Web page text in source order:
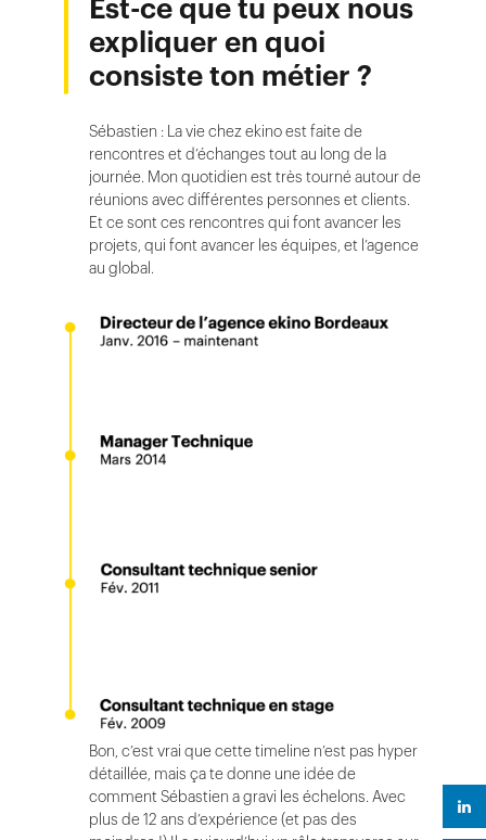
Est-ce que tu peux nous
expliquer en quoi
consiste ton métier ?
Sébastien : La vie chez ekino est faite de
rencontres et d’échanges tout au long de la
journée. Mon quotidien est très tourné autour de
réunions avec différentes personnes et clients.
Et ce sont ces rencontres qui font avancer les
projets, qui font avancer les équipes, et l’agence
au global.
Bon, c’est vrai que cette timeline n’est pas hyper
détaillée, mais ça te donne une idée de
comment Sébastien a gravi les échelons. Avec
plus de 12 ans d’expérience (et pas des